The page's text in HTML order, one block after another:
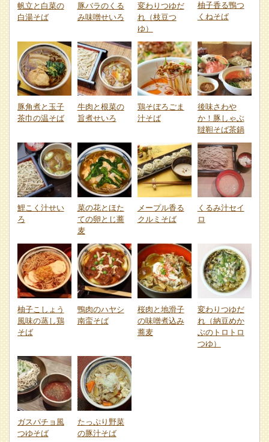
帆立と白菜の
白湯そば
豚バラのくる
み味噌せいろ
変わりつゆだ
れ（枝豆つ
ゆ）
柚子香る鴨つ
くねそば
豚角煮と玉子
茶巾の温そば
牛肉と根菜の
旨煮せいろ
鶏そぼろごま
汁そば
後味さわや
か！豚しゃぶ
韃靼そば茶鍋
鯉こく汁せい
ろ
菜の花とほた
ての卵とじ蕎
麦
メープル香る
クルミそば
くるみ汁セイ
ロ
柚子こしょう
風味の蒸し鶏
そば
鴨肉のハヤシ
南蛮そば
桜肉と地滑子
の味噌煮込み
蕎麦
変わりつゆだ
れ（納豆めか
ぶのトロトロ
つゆ）
ガスパチョ風
つゆそば
たっぷり野菜
の豚汁そば